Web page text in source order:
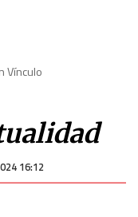
Vínculo
16:12